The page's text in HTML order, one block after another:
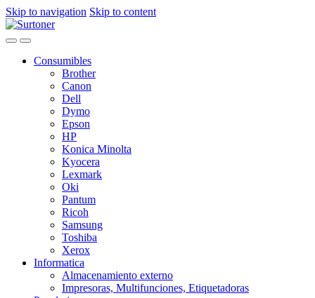
Skip to navigation Skip to content
Consumibles
Brother
Canon
Dell
Dymo
Epson
HP
Konica Minolta
Kyocera
Lexmark
Oki
Pantum
Ricoh
Samsung
Toshiba
Xerox
Informatica
Almacenamiento externo
Impresoras, Multifunciones, Etiquetadoras